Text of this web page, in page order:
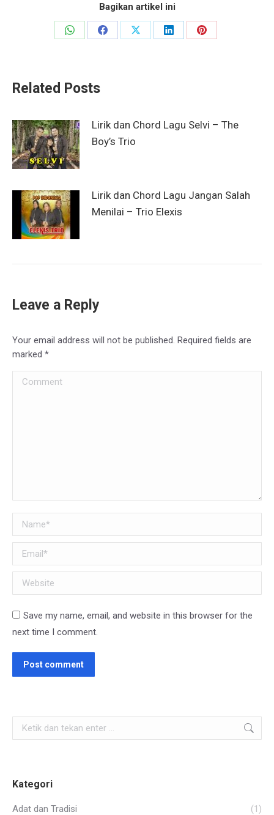
Bagikan artikel ini
Share
Share
Share
Share
Share
Related Posts
Lirik dan Chord Lagu Selvi – The
Boy’s Trio
Lirik dan Chord Lagu Jangan Salah
Menilai – Trio Elexis
Leave a Reply
Your email address will not be published. Required fields are
marked *
Comment
Name *
Email *
Website
Save my name, email, and website in this browser for the
next time I comment.
Post comment
Search:
Kategori
Adat dan Tradisi
(1)